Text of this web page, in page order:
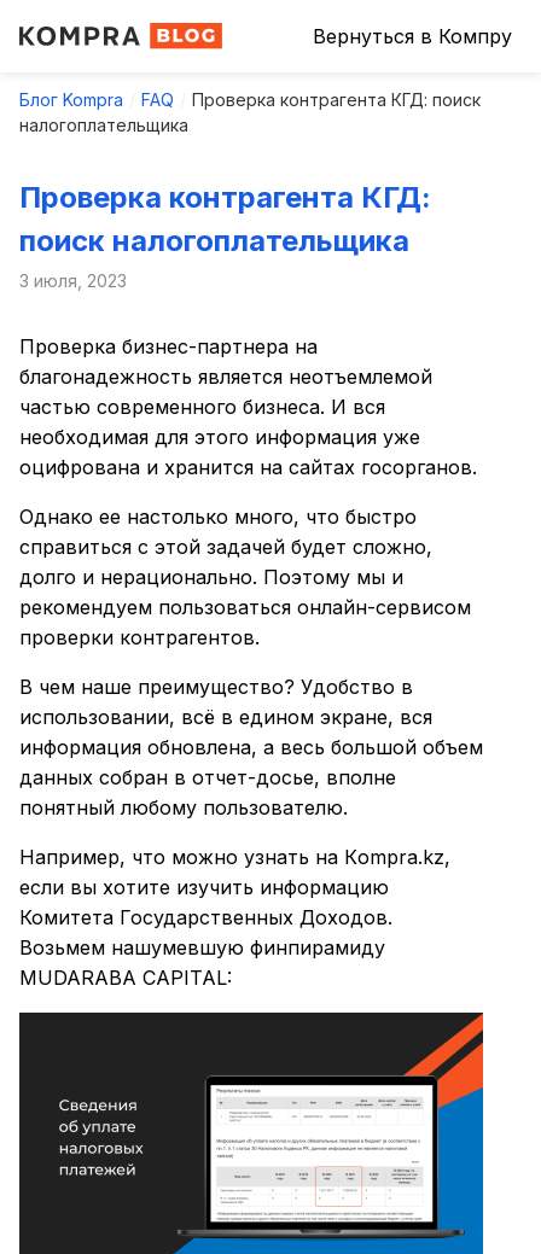
Вернуться в Компру
Блог Kompra FAQ
Проверка контрагента КГД: поиск
налогоплательщика
Проверка контрагента КГД:
поиск налогоплательщика
3 июля, 2023
Проверка бизнес-партнера на
благонадежность является неотъемлемой
частью современного бизнеса. И вся
необходимая для этого информация уже
оцифрована и хранится на сайтах госорганов.
Однако ее настолько много, что быстро
справиться с этой задачей будет сложно,
долго и нерационально. Поэтому мы и
рекомендуем пользоваться онлайн-сервисом
проверки контрагентов.
В чем наше преимущество? Удобство в
использовании, всё в едином экране, вся
информация обновлена, а весь большой объем
данных собран в отчет-досье, вполне
понятный любому пользователю.
Например, что можно узнать на Кompra.kz,
если вы хотите изучить информацию
Комитета Государственных Доходов.
Возьмем нашумевшую финпирамиду
MUDARABA CAPITAL: